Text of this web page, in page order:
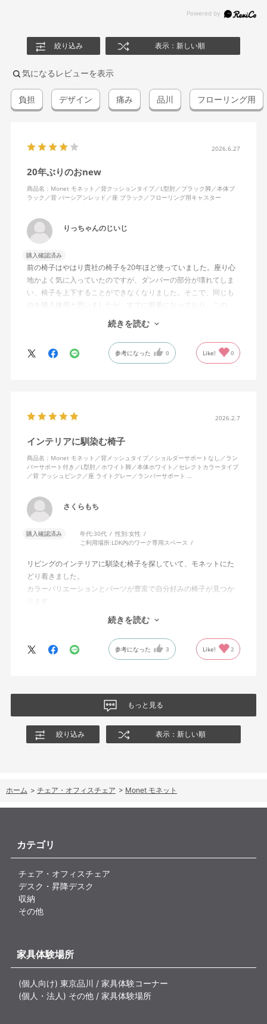
絞り込み 表示：新しい順
気になるレビューを表示
負担 デザイン 痛み 品川 フローリング用
2026.6.27
20年ぶりのおnew
商品名：Monet モネット／背クッションタイプ／L型肘／ブラック脚／本体ブ
ラック／背 パーシアンレッド／座 ブラック／フローリング用キャスター
りっちゃんのじいじ
購入確認済み
前の椅子はやはり貴社の椅子を20年ほど使っていました。座り心
地かよく気に入っていたのですが、ダンパーの部分が壊れてしま
い、椅子を上下することができなくなりました。そこで、同じも
のを購入使用と思いましたが、すでに廃番になっており、この
MonEtを購入しました。やや固めの椅子ですが、使っているうち
になじんでくるのではと思っています。フローリング床で使って
いますが、ややキャスターがよく動きすぎるのが難点でしょう
か。
続きを読む
参考になった 0 Like! 0
2026.2.7
インテリアに馴染む椅子
商品名：Monet モネット／背メッシュタイプ／ショルダーサポートなし／ラン
バーサポート付き／L型肘／ホワイト脚／本体ホワイト／セレクトカラータイプ
／背 アッシュピンク／座 ライトグレー／ランバーサポート …
さくらもち
購入確認済み 年代:30代 性別:女性
ご利用場所:LDK内のワーク専用スペース
リビングのインテリアに馴染む椅子を探していて、モネットにた
どり着きました。
カラーバリエーションとパーツが豊富で自分好みの椅子が見つか
オフィスチェアにしては比較的コンパクトで家に置くのに最適で
した、座り心地も良く大変気に入っています。
今回どうしても欲しい色の組み合わせがあったので固定肘の物を
購入しましたが、欲を言えば稼働肘バージョンもバイカラーなど
続きを読む
参考になった 3 Like! 2
もっと見る
絞り込み 表示：新しい順
ホーム > チェア・オフィスチェア > Monet モネット
カテゴリ
チェア・オフィスチェア
デスク・昇降デスク
収納
その他
家具体験場所
(個人向け) 東京品川 / 家具体験コーナー
(個人・法人) その他 / 家具体験場所